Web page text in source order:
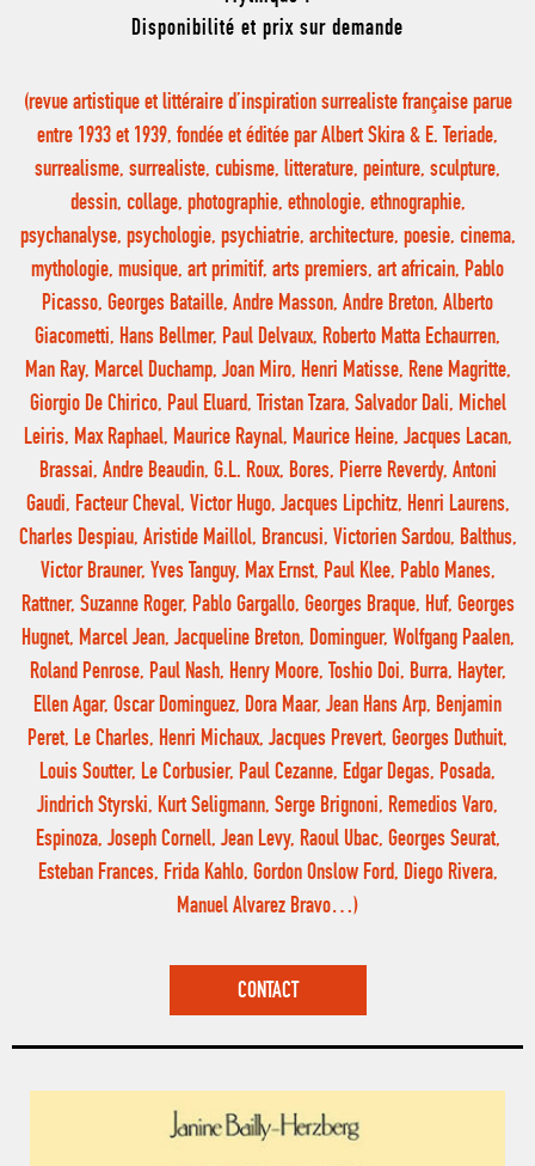
Disponibilité et prix sur demande
(revue artistique et littéraire d’inspiration surrealiste française parue
entre 1933 et 1939, fondée et éditée par Albert Skira & E. Teriade,
surrealisme, surrealiste, cubisme, litterature, peinture, sculpture,
dessin, collage, photographie, ethnologie, ethnographie,
psychanalyse, psychologie, psychiatrie, architecture, poesie, cinema,
mythologie, musique, art primitif, arts premiers, art africain, Pablo
Picasso, Georges Bataille, Andre Masson, Andre Breton, Alberto
Giacometti, Hans Bellmer, Paul Delvaux, Roberto Matta Echaurren,
Man Ray, Marcel Duchamp, Joan Miro, Henri Matisse, Rene Magritte,
Giorgio De Chirico, Paul Eluard, Tristan Tzara, Salvador Dali, Michel
Leiris, Max Raphael, Maurice Raynal, Maurice Heine, Jacques Lacan,
Brassai, Andre Beaudin, G.L. Roux, Bores, Pierre Reverdy, Antoni
Gaudi, Facteur Cheval, Victor Hugo, Jacques Lipchitz, Henri Laurens,
Charles Despiau, Aristide Maillol, Brancusi, Victorien Sardou, Balthus,
Victor Brauner, Yves Tanguy, Max Ernst, Paul Klee, Pablo Manes,
Rattner, Suzanne Roger, Pablo Gargallo, Georges Braque, Huf, Georges
Hugnet, Marcel Jean, Jacqueline Breton, Dominguer, Wolfgang Paalen,
Roland Penrose, Paul Nash, Henry Moore, Toshio Doi, Burra, Hayter,
Ellen Agar, Oscar Dominguez, Dora Maar, Jean Hans Arp, Benjamin
Peret, Le Charles, Henri Michaux, Jacques Prevert, Georges Duthuit,
Louis Soutter, Le Corbusier, Paul Cezanne, Edgar Degas, Posada,
Jindrich Styrski, Kurt Seligmann, Serge Brignoni, Remedios Varo,
Espinoza, Joseph Cornell, Jean Levy, Raoul Ubac, Georges Seurat,
Esteban Frances, Frida Kahlo, Gordon Onslow Ford, Diego Rivera,
Manuel Alvarez Bravo…)
CONTACT